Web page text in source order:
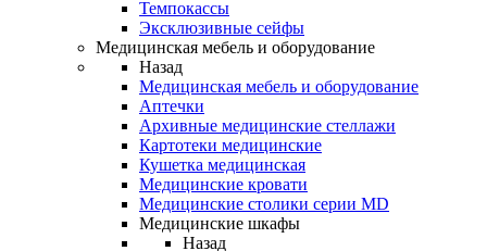
Темпокассы
Эксклюзивные сейфы
Медицинская мебель и оборудование
Назад
Медицинская мебель и оборудование
Аптечки
Архивные медицинские стеллажи
Картотеки медицинские
Кушетка медицинская
Медицинские кровати
Медицинские столики серии MD
Медицинские шкафы
Назад